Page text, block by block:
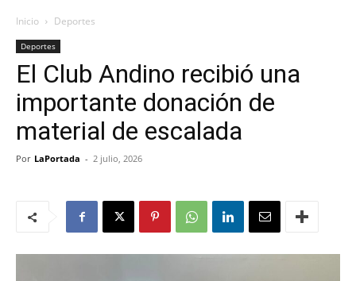
Portada
Inicio Deportes
Deportes
El Club Andino recibió una
importante donación de
material de escalada
Por LaPortada - 2 julio, 2026